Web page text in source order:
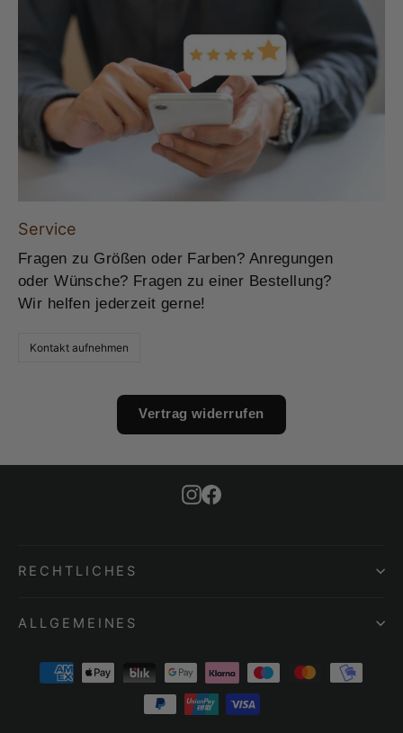
Service
Fragen zu Größen oder Farben? Anregungen
oder Wünsche? Fragen zu einer Bestellung?
Wir helfen jederzeit gerne!
Kontakt aufnehmen
Vertrag widerrufen
Instagram
Facebook
RECHTLICHES
ALLGEMEINES